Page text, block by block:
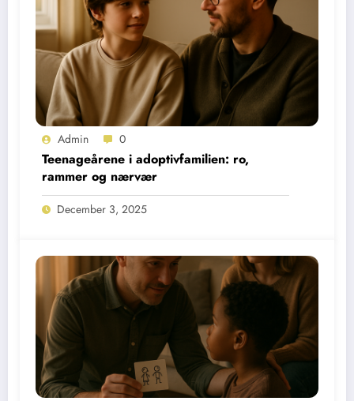
Admin 0
Teenageårene i adoptivfamilien: ro,
rammer og nærvær
December 3, 2025